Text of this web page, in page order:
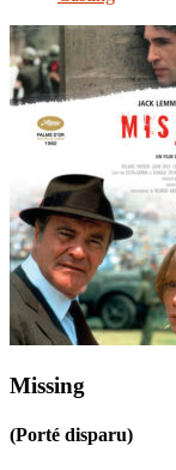
Missing
(Porté disparu)